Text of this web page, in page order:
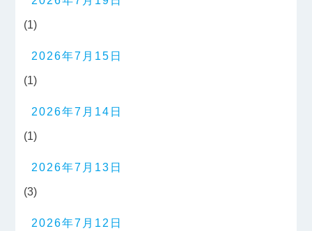
(1)
2026年7月15日
(1)
2026年7月14日
(1)
2026年7月13日
(3)
2026年7月12日